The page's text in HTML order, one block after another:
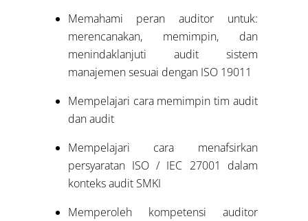
Memahami peran auditor untuk:
merencanakan, memimpin, dan
menindaklanjuti audit sistem
manajemen sesuai dengan ISO 19011
Mempelajari cara memimpin tim audit
dan audit
Mempelajari cara menafsirkan
persyaratan ISO / IEC 27001 dalam
konteks audit SMKI
Memperoleh kompetensi auditor